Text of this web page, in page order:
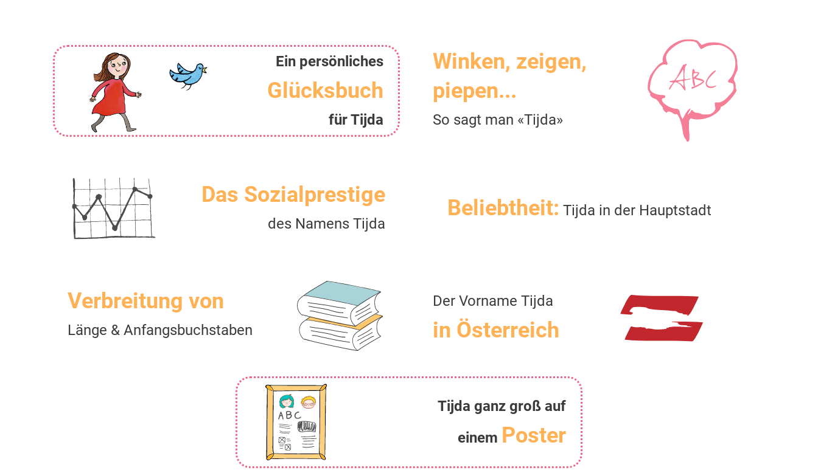
Ein persönliches
Glücksbuch
für Tijda
Winken, zeigen,
piepen...
So sagt man «Tijda»
Das Sozialprestige
des Namens Tijda
Beliebtheit: Tijda in der Hauptstadt
Verbreitung von
Länge & Anfangsbuchstaben
Der Vorname Tijda
in Österreich
Tijda ganz groß auf
einem Poster